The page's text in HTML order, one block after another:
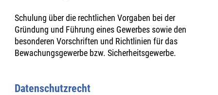
Schulung über die rechtlichen Vorgaben bei der
Gründung und Führung eines Gewerbes sowie den
besonderen Vorschriften und Richtlinien für das
Bewachungsgewerbe bzw. Sicherheitsgewerbe.
Datenschutzrecht